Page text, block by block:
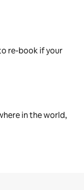
re-book if your
in the world,